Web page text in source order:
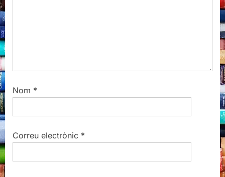
Nom *
Correu electrònic *